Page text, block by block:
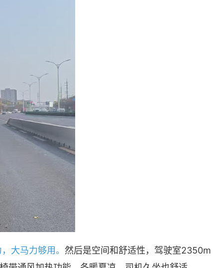
大马力够用。 然后是空间和舒适性，驾驶室2350m